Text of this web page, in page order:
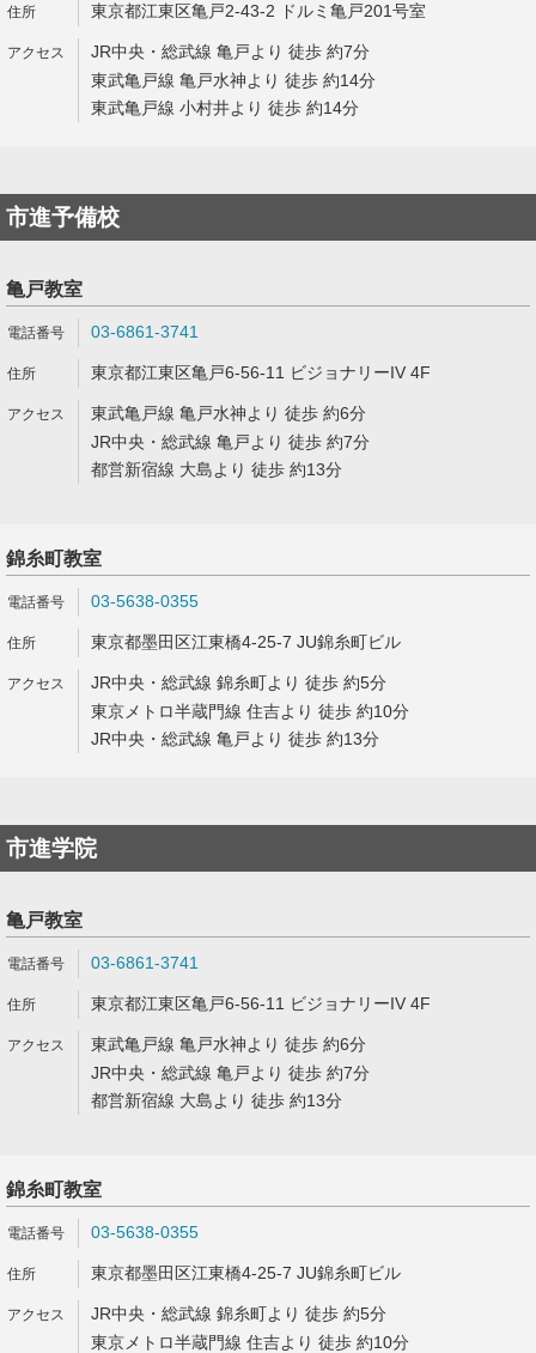
東京都江東区亀戸2-43-2 ドルミ亀戸201号室
JR中央・総武線 亀戸より 徒歩 約7分
東武亀戸線 亀戸水神より 徒歩 約14分
東武亀戸線 小村井より 徒歩 約14分
市進予備校
亀戸教室
03-6861-3741
東京都江東区亀戸6-56-11 ビジョナリーIV 4F
東武亀戸線 亀戸水神より 徒歩 約6分
JR中央・総武線 亀戸より 徒歩 約7分
都営新宿線 大島より 徒歩 約13分
錦糸町教室
03-5638-0355
東京都墨田区江東橋4-25-7 JU錦糸町ビル
JR中央・総武線 錦糸町より 徒歩 約5分
東京メトロ半蔵門線 住吉より 徒歩 約10分
JR中央・総武線 亀戸より 徒歩 約13分
市進学院
亀戸教室
03-6861-3741
東京都江東区亀戸6-56-11 ビジョナリーIV 4F
東武亀戸線 亀戸水神より 徒歩 約6分
JR中央・総武線 亀戸より 徒歩 約7分
都営新宿線 大島より 徒歩 約13分
錦糸町教室
03-5638-0355
東京都墨田区江東橋4-25-7 JU錦糸町ビル
JR中央・総武線 錦糸町より 徒歩 約5分
東京メトロ半蔵門線 住吉より 徒歩 約10分